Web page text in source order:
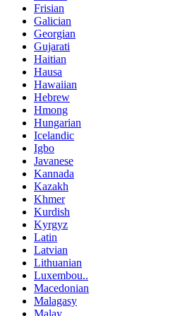
Frisian
Galician
Georgian
Gujarati
Haitian
Hausa
Hawaiian
Hebrew
Hmong
Hungarian
Icelandic
Igbo
Javanese
Kannada
Kazakh
Khmer
Kurdish
Kyrgyz
Latin
Latvian
Lithuanian
Luxembou..
Macedonian
Malagasy
Malay